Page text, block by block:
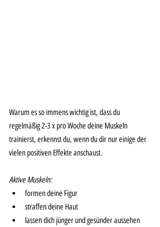
Warum es so immens wichtig ist, dass du
regelmäßig 2-3 x pro Woche deine Muskeln
trainierst, erkennst du, wenn du dir nur einige der
vielen positiven Effekte anschaust.
Aktive Muskeln:
formen deine Figur
straffen deine Haut
lassen dich jünger und gesünder aussehen